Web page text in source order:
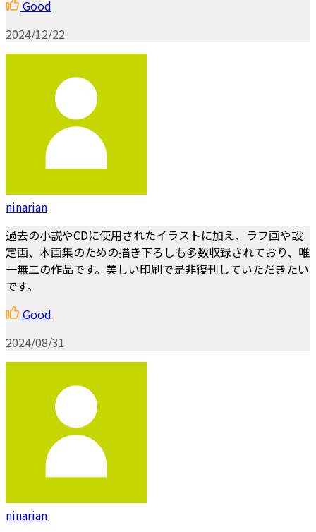
Good
2024/12/22
ninarian
過去の小説やCDに使用されたイラストに加え、ラフ画や設
定画、本画集のための描き下ろしも多数収録されており、唯
一無二の作品です。美しい印刷で是非復刊していただきたい
です。
Good
2024/08/31
ninarian